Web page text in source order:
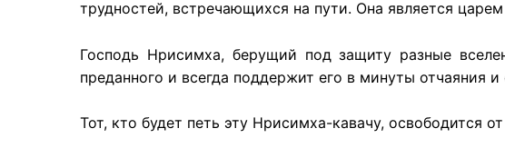
трудностей, встречающихся на пути. Она является
Господь Нрисимха, берущий под защиту разные
преданного и всегда поддержит его в минуты отчаяния
Тот, кто будет петь эту Нрисимха-кавачу, освободится